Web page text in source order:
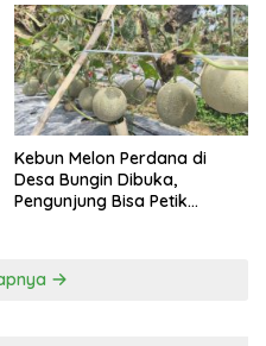
Kebun Melon Perdana di
Desa Bungin Dibuka,
Pengunjung Bisa Petik